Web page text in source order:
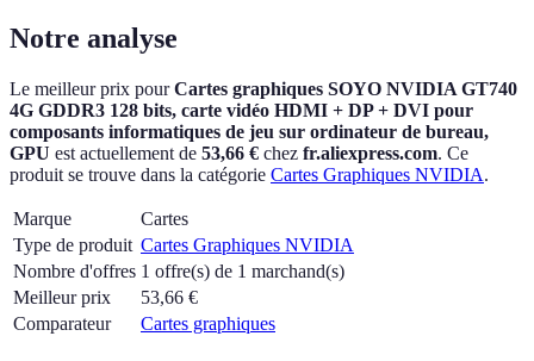
Notre analyse
Le meilleur prix pourCartes graphiques SOYO NVIDIA GT740
4G GDDR3 128 bits, carte vidéo HDMI + DP + DVI pour
composants informatiques de jeu sur ordinateur de bureau,
GPU est actuellement de 53,66 € chez fr.aliexpress.com. Ce
produit se trouve dans la catégorie Cartes Graphiques NVIDIA.
Marque
Cartes
Type de produit Cartes Graphiques NVIDIA
Nombre d'offres 1 offre(s) de 1 marchand(s)
Meilleur prix
53,66 €
Comparateur
Cartes graphiques